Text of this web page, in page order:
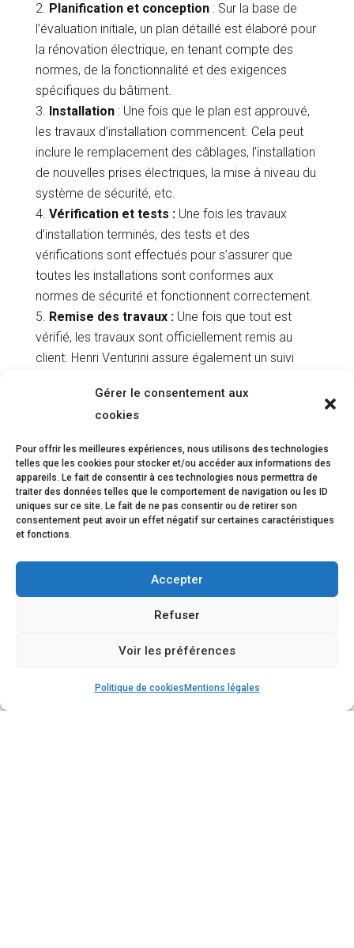
Gérer le consentement aux
cookies
Pour offrir les meilleures expériences, nous utilisons des technologies
telles que les cookies pour stocker et/ou accéder aux informations des
appareils. Le fait de consentir à ces technologies nous permettra de
traiter des données telles que le comportement de navigation ou les ID
uniques sur ce site. Le fait de ne pas consentir ou de retirer son
consentement peut avoir un effet négatif sur certaines caractéristiques
et fonctions.
Accepter
Refuser
Voir les préférences
Politique de cookies Mentions légales
Planification et conception: Sur la base de
l’évaluation initiale, un plan détaillé est élaboré pour
la rénovation électrique, en tenant compte des
normes, de la fonctionnalité et des exigences
spécifiques du bâtiment.
Installation: Une fois que le plan est approuvé,
les travaux d’installation commencent. Cela peut
inclure le remplacement des câblages, l’installation
de nouvelles prises électriques, la mise à niveau du
système de sécurité, etc.
Vérification et tests :Une fois les travaux
d’installation terminés, des tests et des
vérifications sont effectués pour s’assurer que
toutes les installations sont conformes aux
normes de sécurité et fonctionnent correctement.
Remise des travaux :Une fois que tout est
vérifié, les travaux sont officiellement remis au
client. Henri Venturini assure également un suivi
et répond aux attentes du client.